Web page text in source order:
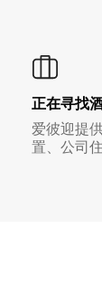
正在寻找
爱彼迎提
置、公司